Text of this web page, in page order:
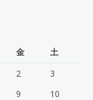
金
土
2
3
9
10